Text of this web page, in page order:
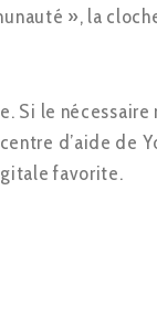
», la
Si le nécessaire
d’aide de
favorite.